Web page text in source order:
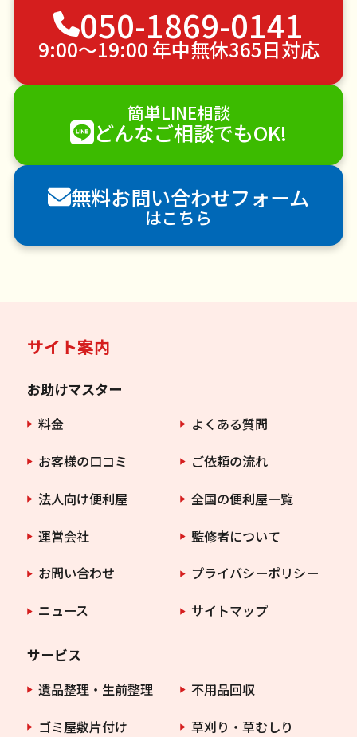
ゴミ屋敷片付け
引っ越し
植木の剪定
植木の伐採
手すり取り付け
ペットのお世話
エアコンクリーニング
DIY・日曜大工
ハウスクリーニング
雪かき・雪下ろし
襖（ふすま）の張替え
空き家管理
各種代行
害獣駆除
防草シート施工
ナメクジ駆除
害虫駆除
050-1869-0141
9:00〜19:00 年中無休365日対応
簡単LINE相談
どんなご相談でもOK!
無料お問い合わせフォーム
はこちら
サイト案内
お助けマスター
料金
よくある質問
お客様の口コミ
ご依頼の流れ
法人向け便利屋
全国の便利屋一覧
運営会社
監修者について
お問い合わせ
プライバシーポリシー
ニュース
サイトマップ
サービス
遺品整理・生前整理
不用品回収
ゴミ屋敷片付け
草刈り・草むしり